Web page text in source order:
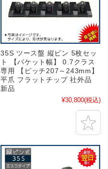
35S ツース盤 縦ピン 5枚セッ
ト 【バケット幅】 0.7クラス
専用 【ピッチ207～243mm】
平爪 フラットチップ 社外品
新品
¥30,800(税込)